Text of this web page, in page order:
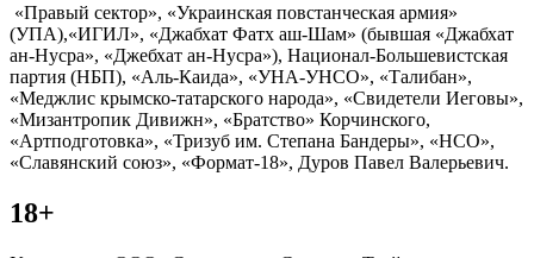
«Правый сектор», «Украинская повстанческая армия»
(УПА),«ИГИЛ», «Джабхат Фатх аш-Шам» (бывшая «Джабхат
ан-Нусра», «Джебхат ан-Нусра»), Национал-Большевистская
партия (НБП), «Аль-Каида», «УНА-УНСО», «Талибан»,
«Меджлис крымско-татарского народа», «Свидетели Иеговы»,
«Мизантропик Дивижн», «Братство» Корчинского,
«Артподготовка», «Тризуб им. Степана Бандеры», «НСО»,
«Славянский союз», «Формат-18», Дуров Павел Валерьевич.
18+